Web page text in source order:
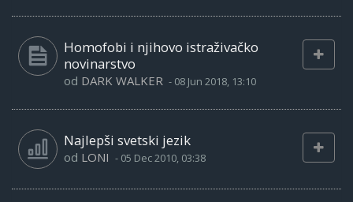
Homofobi i njihovo istraživačko
novinarstvo
od DARK WALKER - 08 Jun 2018, 13:10
Najlepši svetski jezik
od LONI - 05 Dec 2010, 03:38